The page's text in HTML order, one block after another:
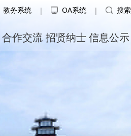
教务系统 | OA系统 | 搜索
合作交流 招贤纳士 信息公示